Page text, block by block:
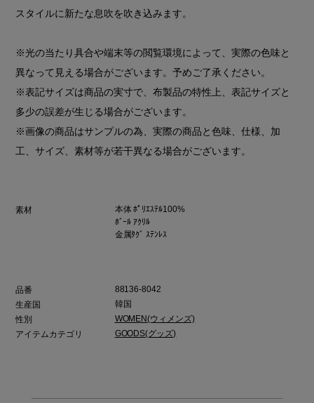
スタイルに新たな息吹を吹き込みます。
※光の当たり具合や端末等の閲覧環境によって、実際の色味と
異なって見える場合がございます。予めご了承ください。
※表記サイズは商品の実寸で、布製品の特性上、表記サイズと
多少の誤差が生じる場合がございます。
※画像の商品はサンプルの為、実際の商品と色味、仕様、加
工、サイズ、素材等が若干異なる場合がございます。
素材
本体 ﾎﾟﾘｴｽﾃﾙ100%
ﾎﾞｰﾙ ｱｸﾘﾙ
金属ﾀｸﾞ ｽﾃﾝﾚｽ
品番
88136-8042
生産国
韓国
性別
WOMEN(ウィメンズ)
アイテムカテゴリ
GOODS(グッズ)